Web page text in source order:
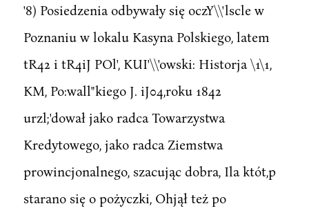
'8) Posiedzenia odbywały się oczY\\'lscle w
Poznaniu w lokalu Kasyna Polskiego, latem
tR42 i tR4iJ POl', KUI'\\'owski: Historja \1\1,
KM, Po:wall"kiego J. iJ04,roku 1842
urzl;'dował jako radca Towarzystwa
Kredytowego, jako radca Ziemstwa
prowincjonalnego, szacując dobra, Ila któt,p
starano się o pożyczki, Ohjął też po